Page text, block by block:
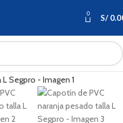
0 S/